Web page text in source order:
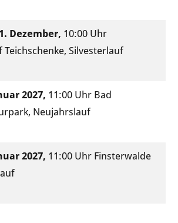
Dezember, 10:00 Uhr
Silvesterlauf
2027, 11:00 Uhr Bad
Neujahrslauf
2027, 11:00 Uhr Finsterwalde